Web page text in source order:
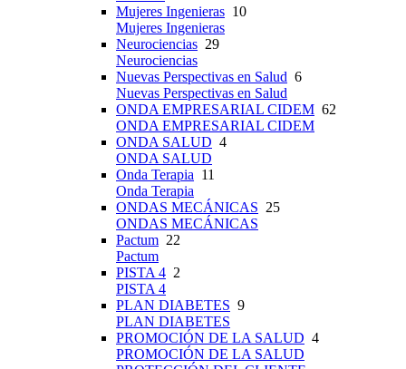
Mujeres Ingenieras 10
Mujeres Ingenieras
Neurociencias 29
Neurociencias
Nuevas Perspectivas en Salud 6
Nuevas Perspectivas en Salud
ONDA EMPRESARIAL CIDEM 62
ONDA EMPRESARIAL CIDEM
ONDA SALUD 4
ONDA SALUD
Onda Terapia 11
Onda Terapia
ONDAS MECÁNICAS 25
ONDAS MECÁNICAS
Pactum 22
Pactum
PISTA 4 2
PISTA 4
PLAN DIABETES 9
PLAN DIABETES
PROMOCIÓN DE LA SALUD 4
PROMOCIÓN DE LA SALUD